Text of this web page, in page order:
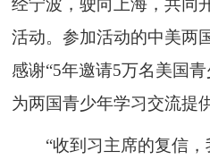
经宁波，驶向上海，共同
活动。参加活动的中美两
感谢“5年邀请5万名美国
为两国青少年学习交流提
“收到习主席的复信